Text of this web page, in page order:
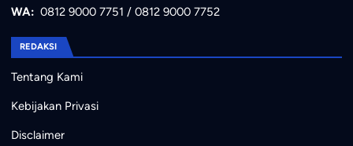
WA: 0812 9000 7751 / 0812 9000 7752
REDAKSI
Tentang Kami
Kebijakan Privasi
Disclaimer